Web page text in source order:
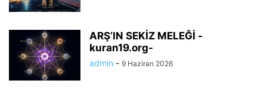
ARŞ’IN SEKİZ MELEĞİ -
kuran19.org-
admin - 9 Haziran 2026